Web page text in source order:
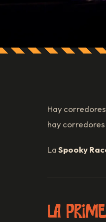
Hay
hay corredores
LaSpooky
La